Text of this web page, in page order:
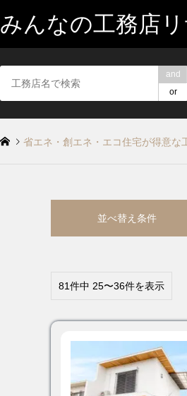
みんなの工務店
and
or
省エネ・創エネ・エコ住宅が得意な
並べ替え条件
81件中 25〜36件を表示